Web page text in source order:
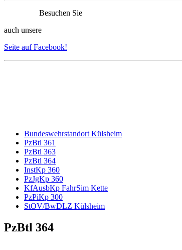
Besuchen Sie
auch unsere
Seite auf Facebook!
Bundeswehrstandort Külsheim
PzBtl 361
PzBtl 363
PzBtl 364
InstKp 360
PzJgKp 360
KfAusbKp FahrSim Kette
PzPiKp 300
StOV/BwDLZ Külsheim
PzBtl 364